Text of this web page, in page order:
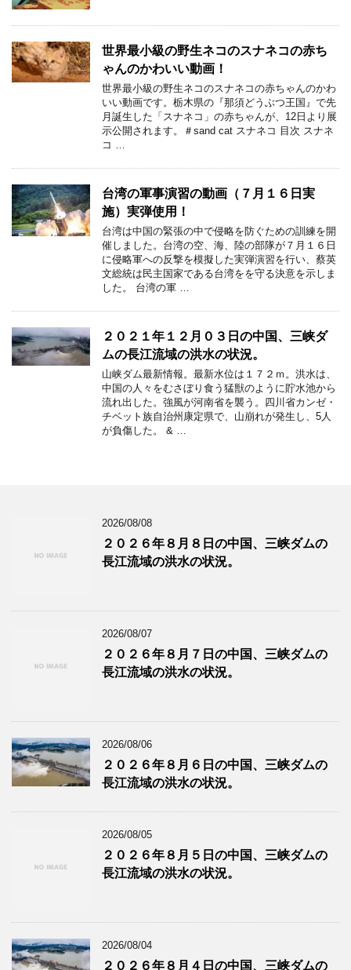
世界最小級の野生ネコのスナネコの赤ち
ゃんのかわいい動画！
世界最小級の野生ネコのスナネコの赤ちゃんのかわ
いい動画です。栃木県の『那須どうぶつ王国』で先
月誕生した「スナネコ」の赤ちゃんが、12日より展
示公開されます。＃sand cat スナネコ 目次 スナネ
コ …
台湾の軍事演習の動画（７月１６日実
施）実弾使用！
台湾は中国の緊張の中で侵略を防ぐための訓練を開
催しました。台湾の空、海、陸の部隊が７月１６日
に侵略軍への反撃を模擬した実弾演習を行い、蔡英
文総統は民主国家である台湾をを守る決意を示しま
した。 台湾の軍 …
２０２１年１２月０３日の中国、三峡ダ
ムの長江流域の洪水の状況。
山峡ダム最新情報。最新水位は１７２ｍ。洪水は、
中国の人々をむさぼり食う猛獣のように貯水池から
流れ出した。強風が河南省を襲う。四川省カンゼ・
チベット族自治州康定県で、山崩れが発生し、5人
が負傷した。 & …
2026/08/08
２０２６年８月８日の中国、三峡ダムの
長江流域の洪水の状況。
2026/08/07
２０２６年８月７日の中国、三峡ダムの
長江流域の洪水の状況。
2026/08/06
２０２６年８月６日の中国、三峡ダムの
長江流域の洪水の状況。
2026/08/05
２０２６年８月５日の中国、三峡ダムの
長江流域の洪水の状況。
2026/08/04
２０２６年８月４日の中国、三峡ダムの